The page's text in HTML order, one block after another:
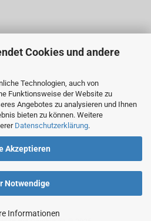
Cookies und andere
Technologien, auch von
Funktionsweise der Website zu
Angebotes zu analysieren und Ihnen
bieten zu können. Weitere
Datenschutzerklärung.
Akzeptieren
Notwendige
Informationen